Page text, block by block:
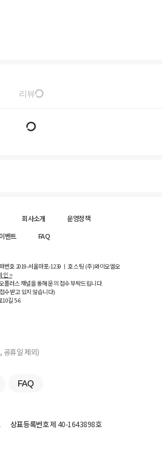
리뷰
회사소개
운영정책
이벤트 FAQ
번호 2019-서울마포-1239 ㅣ 호스팅 (주)와이오엘오
인 >
플러스 채널을 통해 문의 접수 부탁드립니다.
수받고 있지 않습니다)
10길5-6
공휴일 제외)
FAQ
상표등록번호제 40-1643898호